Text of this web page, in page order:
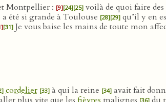
Montpellier : [9][24][25] voilà de quoi faire
a été si grande à Toulouse [28][29] qu’il y en
[31] Je vous baise les mains de toute mon
cordelier [33] à qui la reine [34] avait fait
[36]